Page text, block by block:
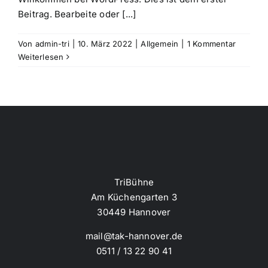
Beitrag. Bearbeite oder [...]
Von admin-tri 10. März 2022 Allgemein
1 Kommentar
Weiterlesen
TriBühne
Am Küchengarten 3
30449 Hannover
mail@tak-hannover.de
0511 / 13 22 90 41